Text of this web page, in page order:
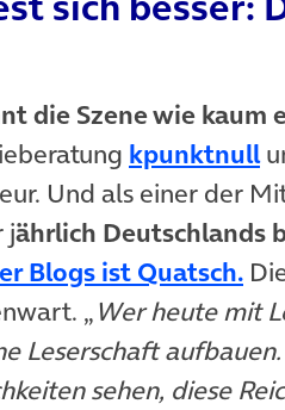
die Szene wie kaum
kpunktnull
Und als einer der
jährlich Deutschlands
Blogs ist Quatsch.
„Wer heute mit
Leserschaft
sehen, diese